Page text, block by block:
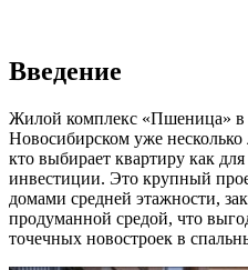
Введение
Жилой комплекс «Пшеница» в
Новосибирском уже несколько
кто выбирает квартиру как
инвестиции. Это крупный
домами средней этажности,
продуманной средой, что
точечных новостроек в